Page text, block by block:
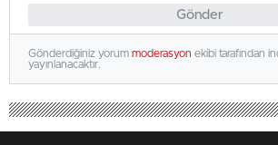
Gönder
Gönderdiğiniz yorum moderasyon ekibi tarafından
yayınlanacaktır.